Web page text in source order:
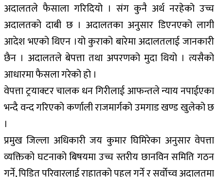
अदालतले फैसाला गरिदियो । संग कुनै अर्थ नरहेको उच्च
अदालतको दाबी छ । अदालतका अनुसार डिएनएको लागी
आदेश भएको थिएन ।यो कुराको बारेमा अदालतलाई जानकारी
छैन । अदालतले बेपत्ता तथा अपरणको मुदा थियो । त्यसैको
आधारमा फैसला गरेको हो ।
वेपत्ता ट्रयाक्टर चालक धन गिरीलाई आफन्तले न्याय नपाईएका
भन्दै वन्द गरिएको कर्णाली राजमार्गको उमगाड खण्ड खुलेको छ
।
प्रमुख जिल्ला अधिकारी जय कुमार घिमिरेका अनुसार वेपत्ता
व्यक्तिको घटनाको बिषयमा उच्च स्तरीय छानविन समिति गठन
गर्ने, पिडित परिवारलाई राहातको पहल गर्ने र सर्वोच्व अदालतमा